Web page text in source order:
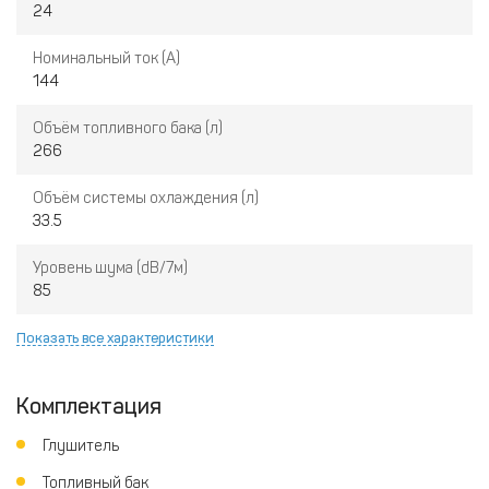
24
Номинальный ток (А)
144
Объём топливного бака (л)
266
Объём системы охлаждения (л)
33.5
Уровень шума (dB/7м)
85
Показать все характеристики
Комплектация
Глушитель
Топливный бак